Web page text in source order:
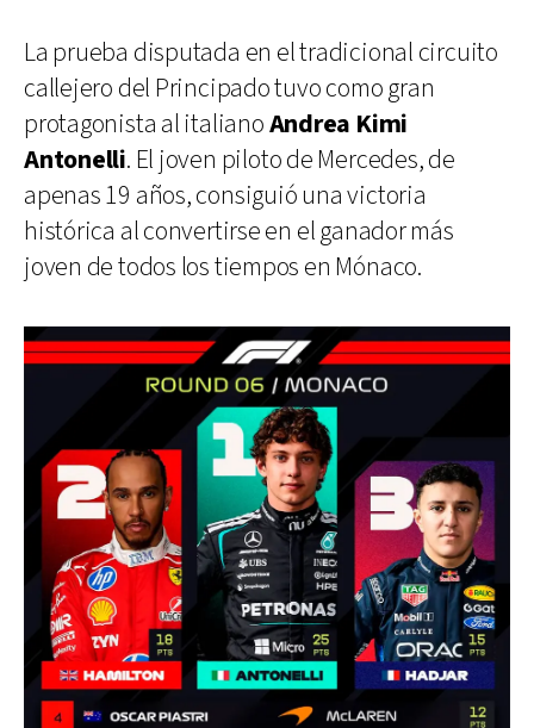
La prueba disputada en el tradicional circuito
callejero del Principado tuvo como gran
protagonista al italianoAndrea Kimi
Antonelli. El joven piloto de Mercedes, de
apenas 19 años, consiguió una victoria
histórica al convertirse en el ganador más
joven de todos los tiempos en Mónaco.